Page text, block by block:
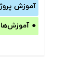
آموزش‌
●